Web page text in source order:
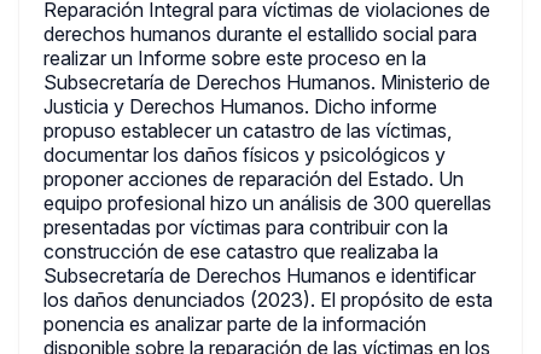
Reparación Integral para víctimas de violaciones de
derechos humanos durante el estallido social para
realizar un Informe sobre este proceso en la
Subsecretaría de Derechos Humanos. Ministerio de
Justicia y Derechos Humanos. Dicho informe
propuso establecer un catastro de las víctimas,
documentar los daños físicos y psicológicos y
proponer acciones de reparación del Estado. Un
equipo profesional hizo un análisis de 300 querellas
presentadas por víctimas para contribuir con la
construcción de ese catastro que realizaba la
Subsecretaría de Derechos Humanos e identificar
los daños denunciados (2023). El propósito de esta
ponencia es analizar parte de la información
disponible sobre la reparación de las víctimas en los